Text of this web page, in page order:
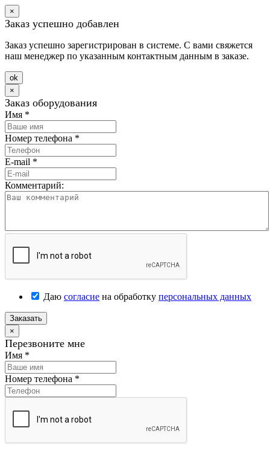
×
Заказ успешно добавлен
Заказ успешно зарегистрирован в системе. С вами свяжется
наш менеджер по указанным контактным данным в заказе.
оk
×
Заказ оборудования
Имя *
Номер телефона *
E-mail *
Комментарий:
Даю согласие на обработку персональных данных
Заказать
×
Перезвоните мне
Имя *
Номер телефона *